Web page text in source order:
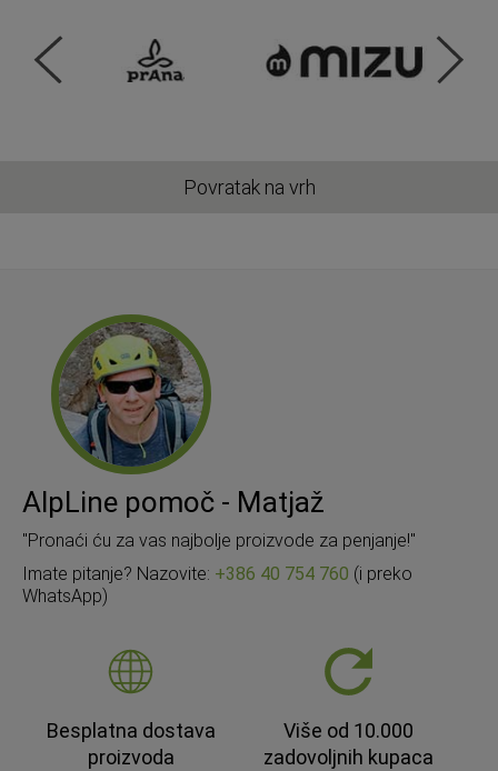
Povratak na vrh
AlpLine pomoč - Matjaž
"Pronaći ću za vas najbolje proizvode za penjanje!"
Imate pitanje? Nazovite: +386 40 754 760 (i preko
WhatsApp)
Besplatna dostava
proizvoda
Više od 10.000
zadovoljnih kupaca